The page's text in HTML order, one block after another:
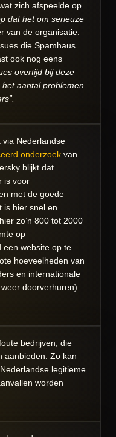
zich afspeelde op
dat het om serieuze
van de organisatie.
die Spamhaus
ook nog eens
overtijd bij deze
aantal problemen
via Nederlandse
onderzoek van
blijkt dat
is voor
met de goede
is hier snel en
zo’n 800 tot 2000
op
een website op te
hoeveelheden van
en internationale
doorverhuren)
bedrijven, die
aanbieden. Zo kan
legitieme
worden